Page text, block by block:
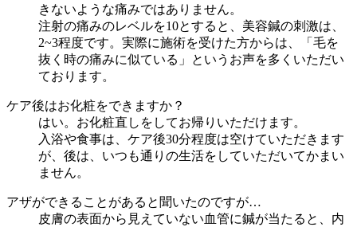
きないような痛みではありません。
注射の痛みのレベルを10とすると、美容鍼の刺激は、
2~3程度です。実際に施術を受けた方からは、「毛を
抜く時の痛みに似ている」というお声を多くいただい
ております。
ケア後はお化粧をできますか？
はい。お化粧直しをしてお帰りいただけます。
入浴や食事は、ケア後30分程度は空けていただきます
が、後は、いつも通りの生活をしていただいてかまい
ません。
アザができることがあると聞いたのですが…
皮膚の表面から見えていない血管に鍼が当たると、内